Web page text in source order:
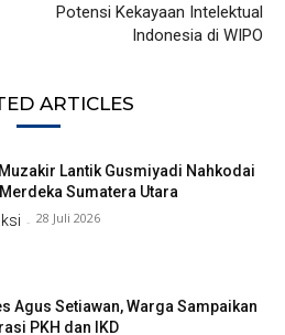
Potensi Kekayaan Intelektual
Indonesia di WIPO
ARTICLES
Lantik Gusmiyadi Nahkodai
Sumatera Utara
- 28 Juli 2026
Agus Setiawan, Warga Sampaikan
PKH dan IKD